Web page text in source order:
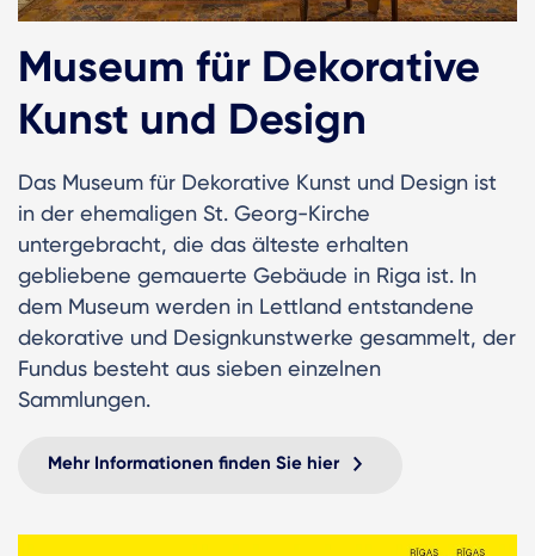
Museum für Dekorative
Kunst und Design
Das Museum für Dekorative Kunst und Design ist
in der ehemaligen St. Georg-Kirche
untergebracht, die das älteste erhalten
gebliebene gemauerte Gebäude in Riga ist. In
dem Museum werden in Lettland entstandene
dekorative und Designkunstwerke gesammelt, der
Fundus besteht aus sieben einzelnen
Sammlungen.
Mehr Informationen finden Sie hier